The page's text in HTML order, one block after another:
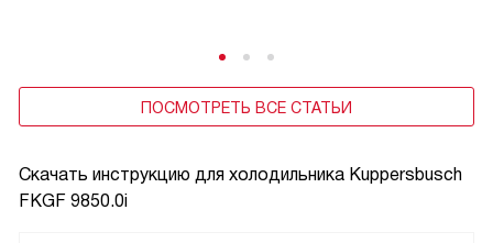
Скачать инструкцию для холодильника Kuppersbusch
FKGF 9850.0i
ПОСМОТРЕТЬ ВСЕ СТАТЬИ